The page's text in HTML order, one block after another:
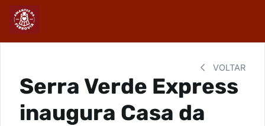
VOLTAR
Serra Verde Express
inaugura Casa da